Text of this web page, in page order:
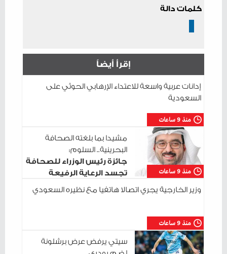
كلمات دالة
إقرأ أيضاً
منذ 9 ساعات
إدانات عربية واسعة للاعتداء الإرهابي الحوثي على
السعودية
منذ 9 ساعات
مشيدا بما بلغته الصحافة
البحرينية.. السلوم:
جائزة رئيس الوزراء للصحافة
تجسد الرعاية الرفيعة
للإعلام الوطني
منذ 9 ساعات
وزير الخارجية يجري اتصالا هاتفيا مع نظيره السعودي
سيتي يرفض عرض برشلونة